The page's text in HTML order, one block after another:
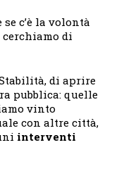
c’è la volontà
di
di aprire
pubblica: quelle
vinto
con altre città,
interventi